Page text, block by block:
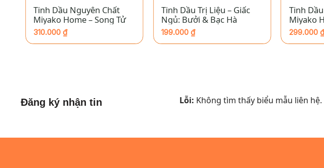
Tinh Dầu Nguyên Chất
Miyako Home – Song Tử
310.000₫
Tinh Dầu Trị Liệu – Giấc
Ngủ: Bưởi & Bạc Hà
199.000 ₫
Tinh
Miyako
299.000 ₫
Đăng ký nhận tin Lỗi: Không tìm thấy biểu mẫu liên hệ.